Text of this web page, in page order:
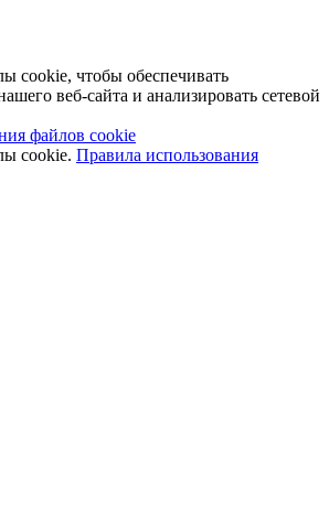
cookie, чтобы обеспечивать
веб-сайта и анализировать сетевой
файлов cookie
cookie. Правила использования